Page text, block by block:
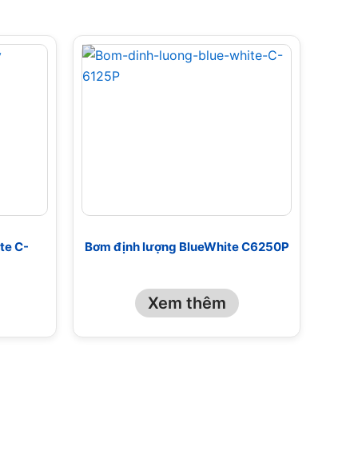
C-
Bơm định lượng BlueWhite C6250P
Xem thêm